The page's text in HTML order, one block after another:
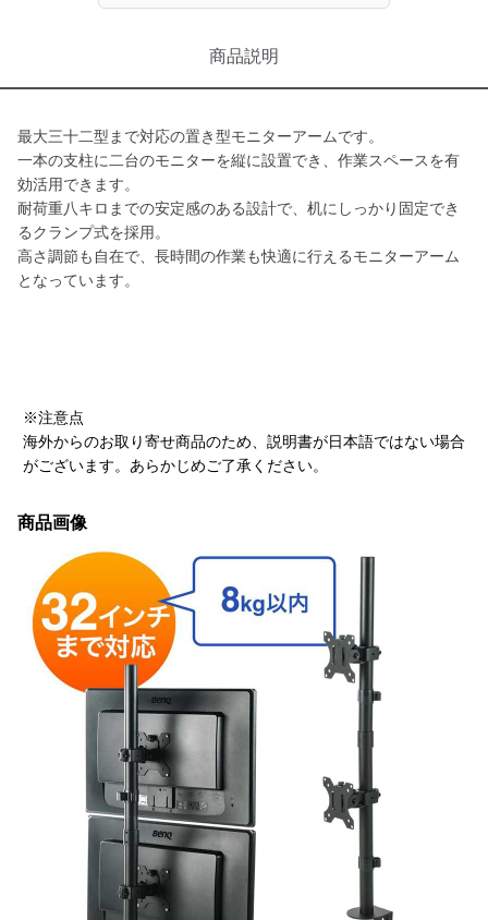
商品説明
最大三十二型まで対応の置き型モニターアームです。
一本の支柱に二台のモニターを縦に設置でき、作業スペースを有
効活用できます。
耐荷重八キロまでの安定感のある設計で、机にしっかり固定でき
るクランプ式を採用。
高さ調節も自在で、長時間の作業も快適に行えるモニターアーム
となっています。
※注意点
海外からのお取り寄せ商品のため、説明書が日本語ではない場合
がございます。あらかじめご了承ください。
商品画像